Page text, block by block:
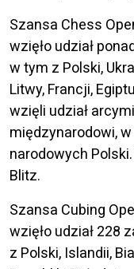
Szansa Chess
wzięło udział
w tym z Polski,
Litwy, Francji,
wzięli udział
międzynarodowi,
narodowych
Blitz.
Szansa Cubing
wzięło udział 228
z Polski, Islandii,